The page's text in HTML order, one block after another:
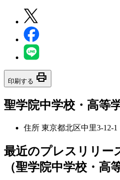
印刷する print
聖学院中学校・高等
住所 東京都北区中里3-12-1
最近のプレスリリー
（聖学院中学校・高